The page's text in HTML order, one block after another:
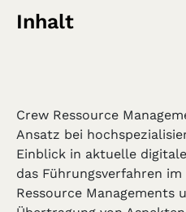
Inhalt
Crew Ressource
Ansatz bei
Einblick in aktuelle
das Führungsverfahren im
Ressource Managements